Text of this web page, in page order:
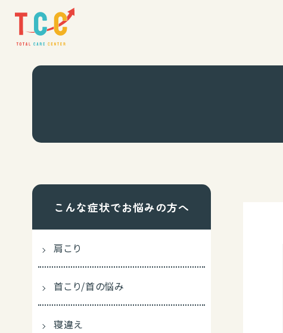
こんな症状でお悩みの方へ
肩こり
首こり/首の悩み
寝違え